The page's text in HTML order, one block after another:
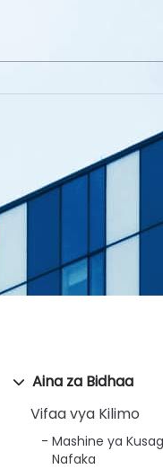
Aina za Bidhaa
Vifaa vya Kilimo
Mashine ya
Nafaka